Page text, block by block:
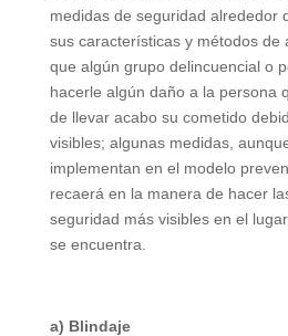
medidas de seguridad alrededor
sus características y métodos de
que algún grupo delincuencial o
hacerle algún daño a la persona
de llevar acabo su cometido
visibles; algunas medidas,
implementan en el modelo
recaerá en la manera de hacer
seguridad más visibles en el
se encuentra.
a) Blindaje